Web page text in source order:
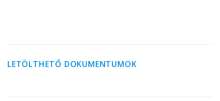
LETÖLTHETŐ DOKUMENTUMOK